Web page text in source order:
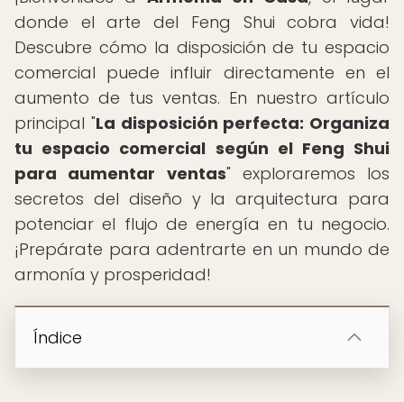
donde el arte del Feng Shui cobra vida!
Descubre cómo la disposición de tu espacio
comercial puede influir directamente en el
aumento de tus ventas. En nuestro artículo
principal "La disposición perfecta: Organiza
tu espacio comercial según el Feng Shui
para aumentar ventas" exploraremos los
secretos del diseño y la arquitectura para
potenciar el flujo de energía en tu negocio.
¡Prepárate para adentrarte en un mundo de
armonía y prosperidad!
Índice